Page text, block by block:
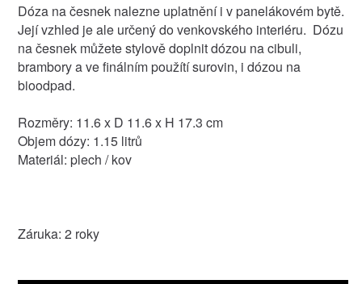
Dóza na česnek nalezne uplatnění i v panelákovém bytě.
Její vzhled je ale určený do venkovského interiéru. Dózu
na česnek můžete stylově doplnit dózou na cibuli,
brambory a ve finálním použítí surovin, i dózou na
bioodpad.
Rozměry: 11.6 x D 11.6 x H 17.3 cm
Objem dózy: 1.15 litrů
Materiál: plech / kov
Záruka: 2 roky